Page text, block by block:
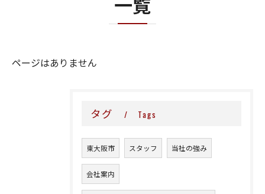
ページはありません
タグ Tags
東大阪市 スタッフ 当社の強み
会社案内